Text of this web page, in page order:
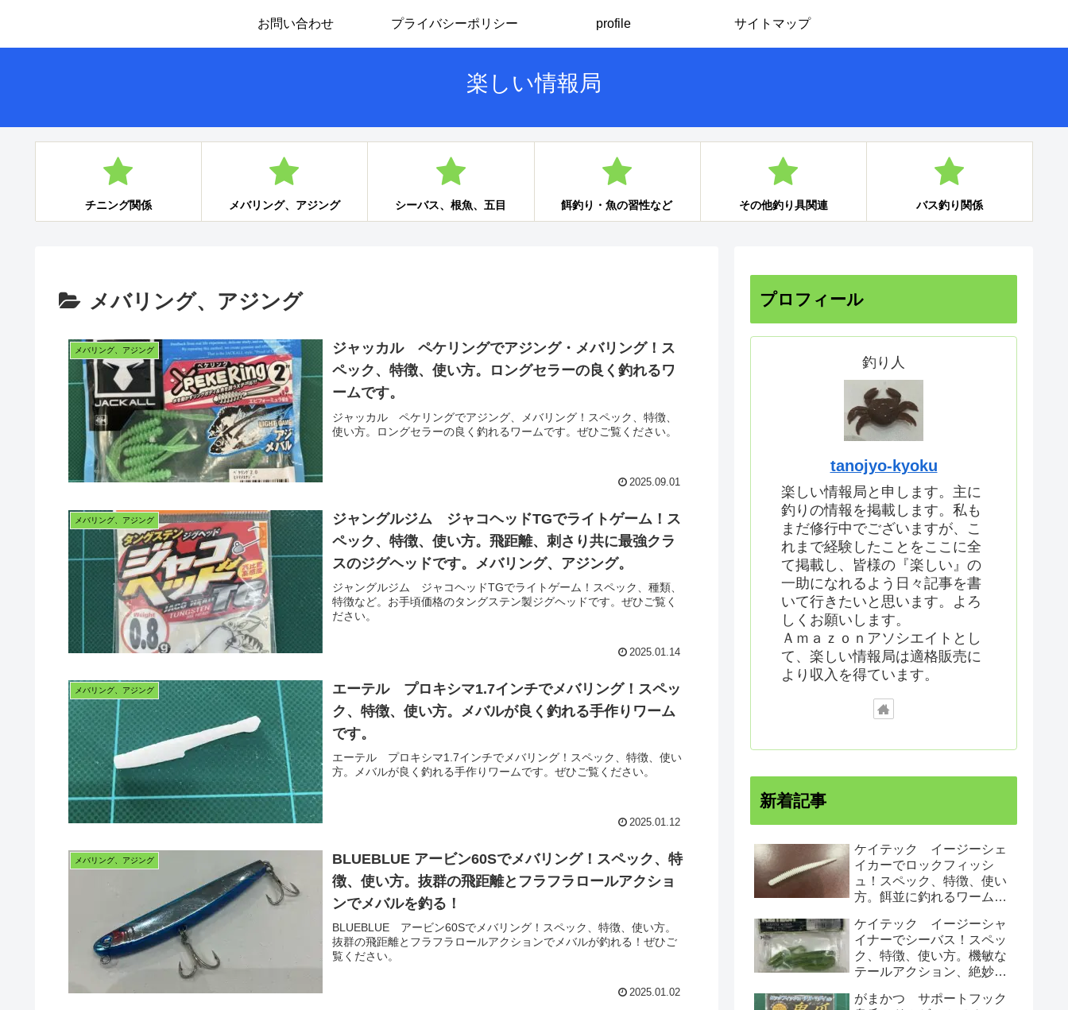
楽しい情報局
お問い合わせ プライバシーポリシー profile サイトマップ
チニング関係 メバリング、アジング シーバス、根魚、五目 餌釣り・魚の習性など その他釣り具関連 バス釣り関係
メバリング、アジング
メバリング、アジング
ジャッカル ペケリングでアジング・メバリング！ス
ペック、特徴、使い方。ロングセラーの良く釣れるワ
ームです。
ジャッカル ペケリングでアジング、メバリング！スペック、特徴、
使い方。ロングセラーの良く釣れるワームです。ぜひご覧ください。
2025.09.01
メバリング、アジング
ジャングルジム ジャコヘッドTGでライトゲーム！ス
ペック、特徴、使い方。飛距離、刺さり共に最強クラ
スのジグヘッドです。メバリング、アジング。
ジャングルジム ジャコヘッドTGでライトゲーム！スペック、種類、
特徴など。お手頃価格のタングステン製ジグヘッドです。ぜひご覧く
ださい。
2025.01.14
メバリング、アジング
エーテル プロキシマ1.7インチでメバリング！スペッ
ク、特徴、使い方。メバルが良く釣れる手作りワーム
です。
エーテル プロキシマ1.7インチでメバリング！スペック、特徴、使い
方。メバルが良く釣れる手作りワームです。ぜひご覧ください。
2025.01.12
メバリング、アジング
BLUEBLUE アービン60Sでメバリング！スペック、特
徴、使い方。抜群の飛距離とフラフラロールアクショ
ンでメバルを釣る！
BLUEBLUE アービン60Sでメバリング！スペック、特徴、使い方。
抜群の飛距離とフラフラロールアクションでメバルが釣れる！ぜひご
覧ください。
2025.01.02
プロフィール
釣り人
tanojyo-kyoku
楽しい情報局と申します。主に
釣りの情報を掲載します。私も
まだ修行中でございますが、こ
れまで経験したことをここに全
て掲載し、皆様の『楽しい』の
一助になれるよう日々記事を書
いて行きたいと思います。よろ
しくお願いします。
Ａｍａｚｏｎアソシエイトとし
て、楽しい情報局は適格販売に
より収入を得ています。
新着記事
ケイテック イージーシェ
イカーでロックフィッシ
ュ！スペック、特徴、使い
方。餌並に釣れるワームで
ケイテック イージーシャ
イナーでシーバス！スペッ
ク、特徴、使い方。機敏な
テールアクション、絶妙な
ルする！
がまかつ サポートフック